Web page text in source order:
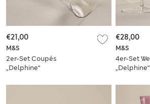
M&S
2er-Set Coupés
„Delphine“
€21,00
M&S
4er-Set
„Delphine“
€28,00